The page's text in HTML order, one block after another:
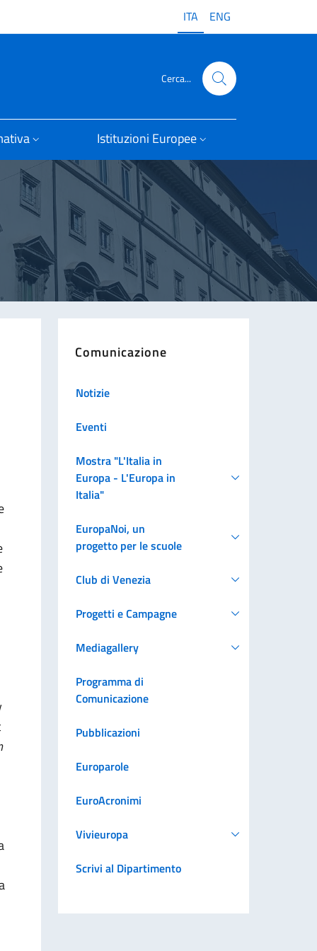
ITA ENG
Cerca...
Istituzioni Europee
Comunicazione
Notizie
Eventi
Mostra "L'Italia in
Europa - L'Europa in
Italia"
EuropaNoi, un
progetto per le scuole
Club di Venezia
Progetti e Campagne
Mediagallery
Programma di
Comunicazione
Pubblicazioni
Europarole
EuroAcronimi
Vivieuropa
Scrivi al Dipartimento